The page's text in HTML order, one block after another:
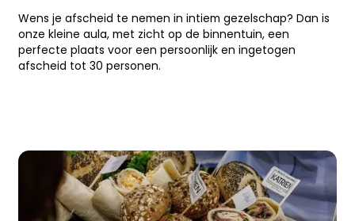
Wens je afscheid te nemen in intiem gezelschap? Dan is
onze kleine aula, met zicht op de binnentuin, een
perfecte plaats voor een persoonlijk en ingetogen
afscheid tot 30 personen.